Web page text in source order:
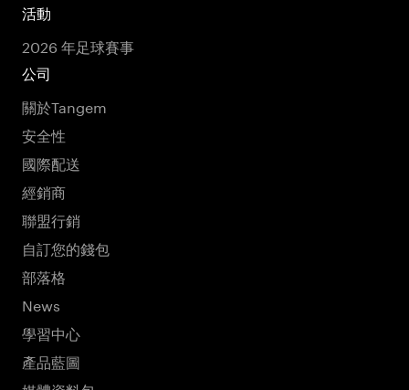
活動
2026 年足球賽事
公司
關於Tangem
安全性
國際配送
經銷商
聯盟行銷
自訂您的錢包
部落格
News
學習中心
產品藍圖